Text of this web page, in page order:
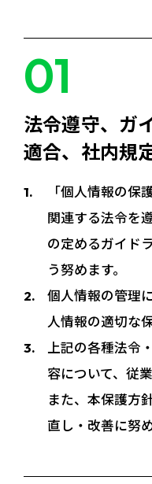
法令遵守、ガ
適合、社内規
「個人情報の保
関連する法令を
の定めるガイド
う努めます。
個人情報の管理
人情報の適切な
上記の各種法令
容について、従
また、本保護方
直し・改善に努め